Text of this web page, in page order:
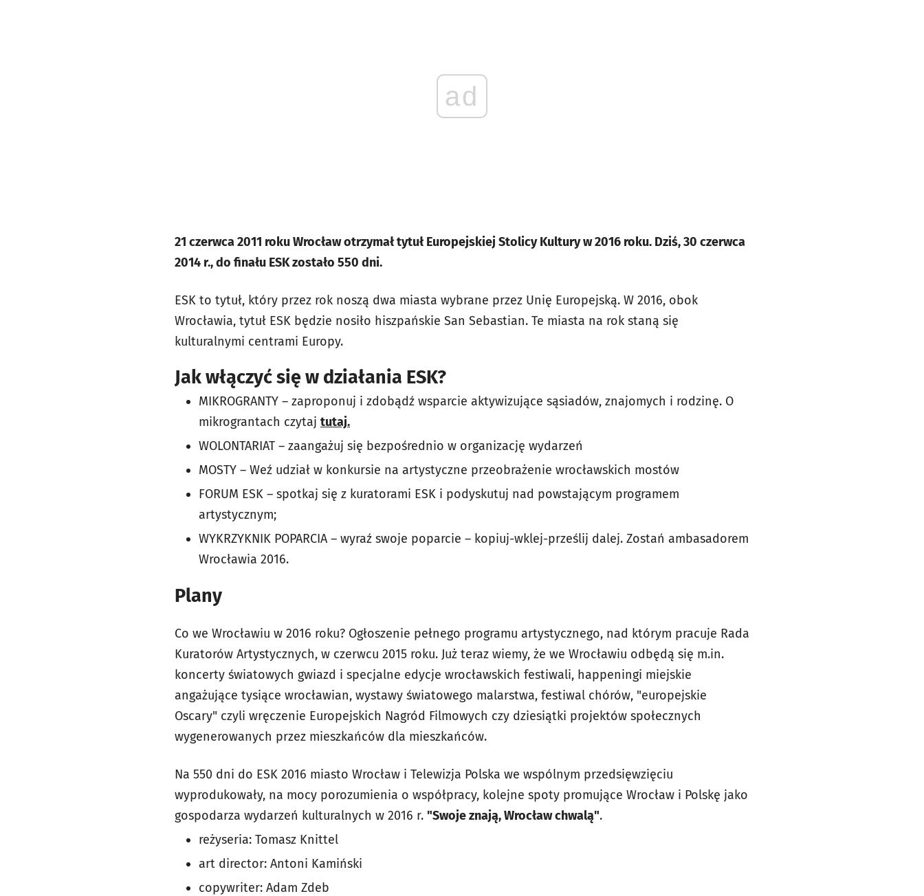
ad
21 czerwca 2011 roku Wrocław otrzymał tytuł Europejskiej Stolicy Kultury w 2016 roku. Dziś, 30 czerwca
2014 r., do finału ESK zostało 550 dni.
ESK to tytuł, który przez rok noszą dwa miasta wybrane przez Unię Europejską. W 2016, obok
Wrocławia, tytuł ESK będzie nosiło hiszpańskie San Sebastian. Te miasta na rok staną się
kulturalnymi centrami Europy.
Jak włączyć się w działania ESK?
MIKROGRANTY – zaproponuj i zdobądź wsparcie aktywizujące sąsiadów, znajomych i rodzinę. O
mikrograntach czytaj tutaj.
WOLONTARIAT – zaangażuj się bezpośrednio w organizację wydarzeń
MOSTY – Weź udział w konkursie na artystyczne przeobrażenie wrocławskich mostów
FORUM ESK – spotkaj się z kuratorami ESK i podyskutuj nad powstającym programem
artystycznym;
WYKRZYKNIK POPARCIA – wyraź swoje poparcie – kopiuj-wklej-prześlij dalej. Zostań ambasadorem
Wrocławia 2016.
Plany
Co we Wrocławiu w 2016 roku? Ogłoszenie pełnego programu artystycznego, nad którym pracuje Rada
Kuratorów Artystycznych, w czerwcu 2015 roku. Już teraz wiemy, że we Wrocławiu odbędą się m.in.
koncerty światowych gwiazd i specjalne edycje wrocławskich festiwali, happeningi miejskie
angażujące tysiące wrocławian, wystawy światowego malarstwa, festiwal chórów, "europejskie
Oscary" czyli wręczenie Europejskich Nagród Filmowych czy dziesiątki projektów społecznych
wygenerowanych przez mieszkańców dla mieszkańców.
Na 550 dni do ESK 2016 miasto Wrocław i Telewizja Polska we wspólnym przedsięwzięciu
wyprodukowały, na mocy porozumienia o współpracy, kolejne spoty promujące Wrocław i Polskę jako
gospodarza wydarzeń kulturalnych w 2016 r. "Swoje znają, Wrocław chwalą".
reżyseria: Tomasz Knittel
art director: Antoni Kamiński
copywriter: Adam Zdeb